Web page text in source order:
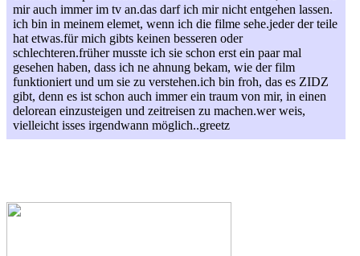
mir auch immer im tv an.das darf ich mir nicht entgehen lassen.
ich bin in meinem elemet, wenn ich die filme sehe.jeder der teile
hat etwas.für mich gibts keinen besseren oder
schlechteren.früher musste ich sie schon erst ein paar mal
gesehen haben, dass ich ne ahnung bekam, wie der film
funktioniert und um sie zu verstehen.ich bin froh, das es ZIDZ
gibt, denn es ist schon auch immer ein traum von mir, in einen
delorean einzusteigen und zeitreisen zu machen.wer weis,
vielleicht isses irgendwann möglich..greetz